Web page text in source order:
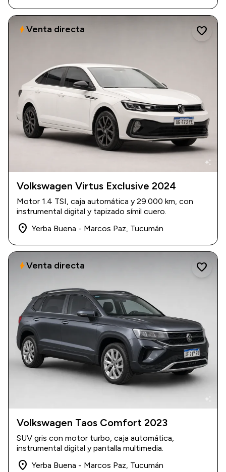
auto_awesome
2024 29.000 km
$ 38.000.000
Volkswagen Virtus Exclusive 2024
Motor 1.4 TSI, caja automática y 29.000 km, con
instrumental digital y tapizado símil cuero.
place Yerba Buena - Marcos Paz, Tucumán
favorite
boltVenta directa
2023 64.000 km
$ 34.000.000
Volkswagen Taos Comfort 2023
SUV gris con motor turbo, caja automática,
instrumental digital y pantalla multimedia.
place Yerba Buena - Marcos Paz, Tucumán
favorite
boltVenta directa